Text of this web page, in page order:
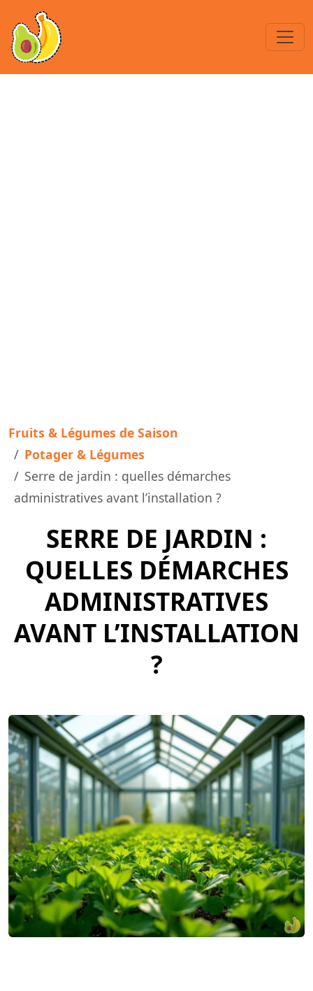
Fruits & Légumes de Saison
Potager & Légumes
Serre de jardin : quelles démarches
administratives avant l’installation ?
SERRE DE JARDIN :
QUELLES DÉMARCHES
ADMINISTRATIVES
AVANT L’INSTALLATION
?